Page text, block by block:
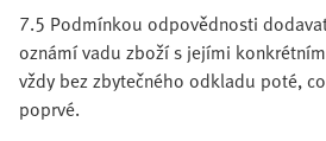
7.5 Podmínkou odpovědnosti
oznámí vadu zboží s jejími
vždy bez zbytečného odkladu poté,
poprvé.